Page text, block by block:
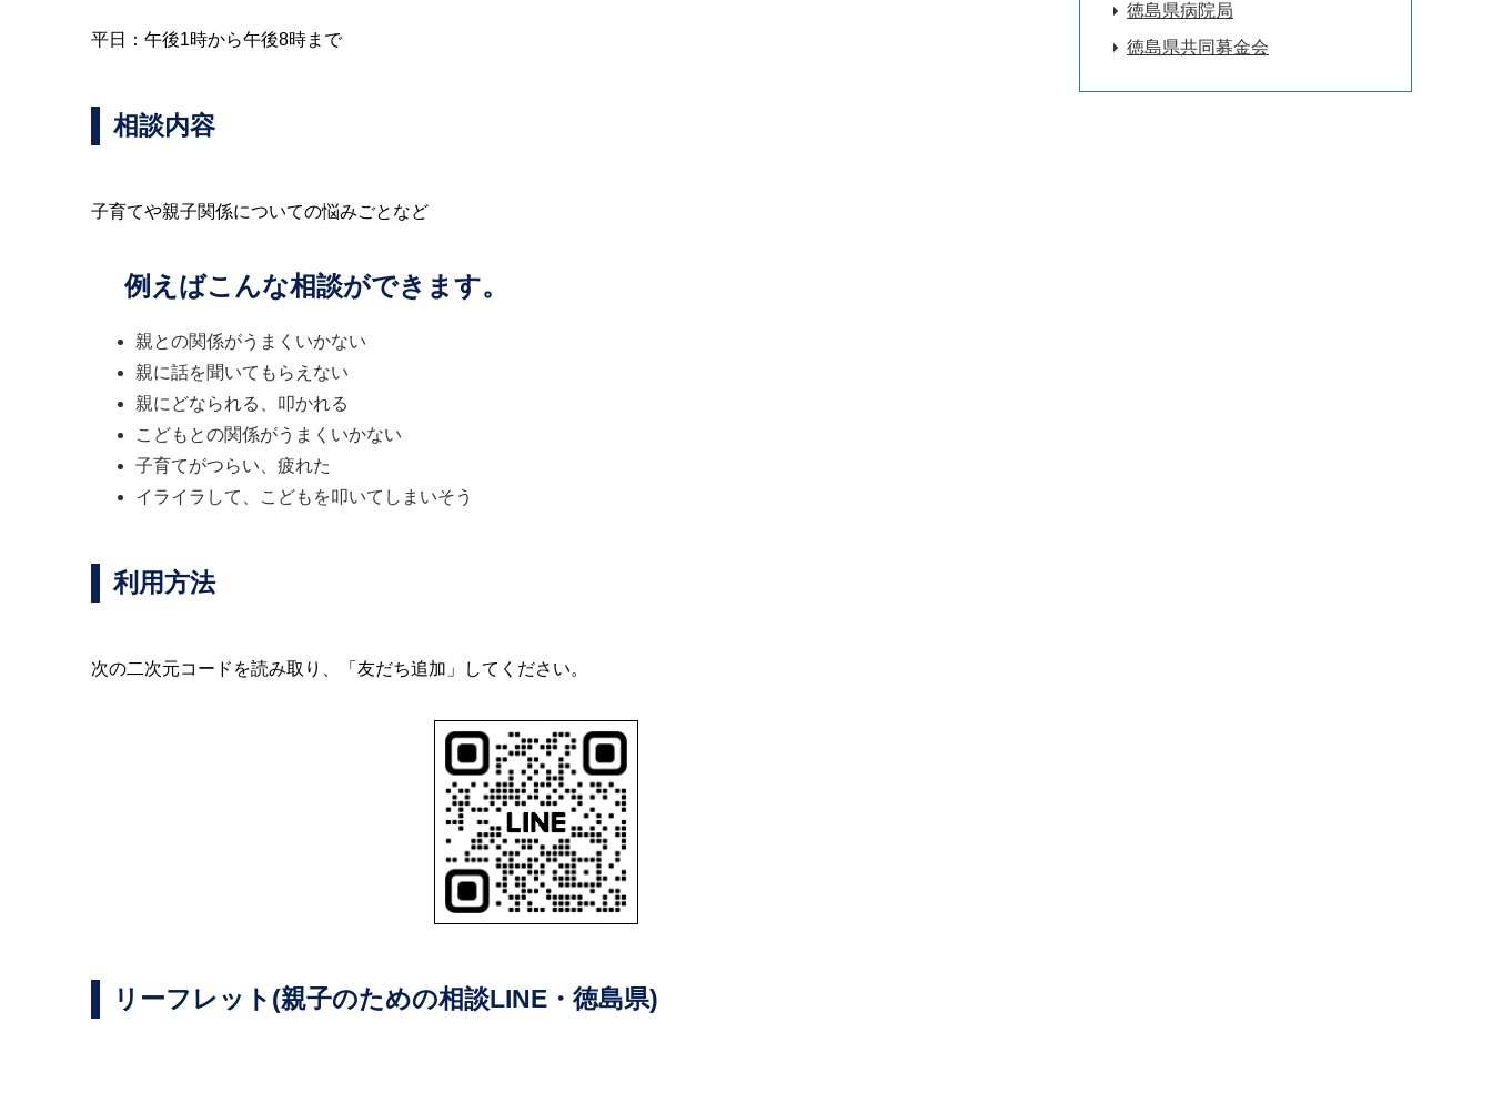
平日：午後1時から午後8時まで
相談内容
子育てや親子関係についての悩みごとなど
例えばこんな相談ができます。
親との関係がうまくいかない
親に話を聞いてもらえない
親にどなられる、叩かれる
こどもとの関係がうまくいかない
子育てがつらい、疲れた
イライラして、こどもを叩いてしまいそう
利用方法
次の二次元コードを読み取り、「友だち追加」してください。
リーフレット(親子のための相談LINE・徳島県)
徳島県病院局
徳島県共同募金会